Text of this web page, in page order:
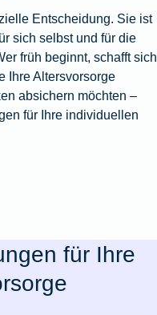
Entscheidung. Sie ist
sich selbst und für die
früh beginnt, schafft sich
Ihre Altersvorsorge
absichern möchten –
für Ihre individuellen
für Ihre